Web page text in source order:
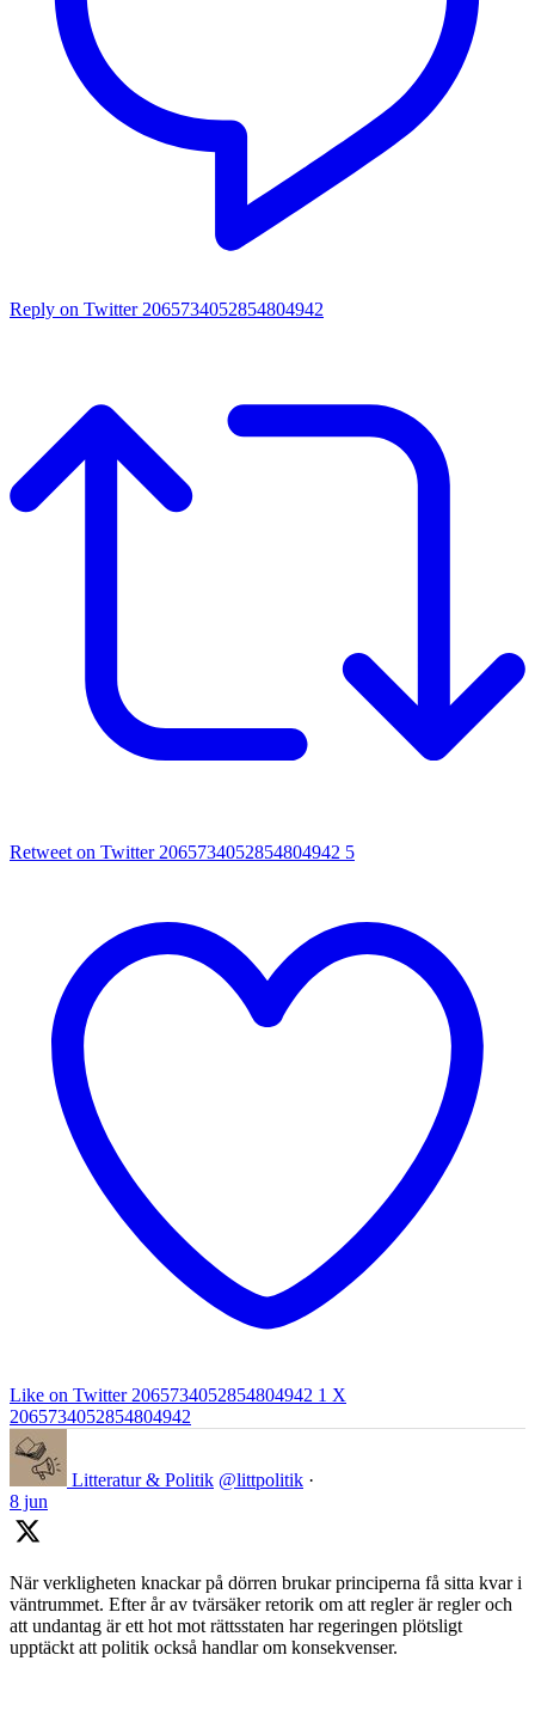
Reply on Twitter 2065734052854804942
Retweet on Twitter 2065734052854804942 5
Like on Twitter 2065734052854804942 1 X
2065734052854804942
Litteratur & Politik @littpolitik ·
8 jun
När verkligheten knackar på dörren brukar principerna få sitta kvar i
väntrummet. Efter år av tvärsäker retorik om att regler är regler och
att undantag är ett hot mot rättsstaten har regeringen plötsligt
upptäckt att politik också handlar om konsekvenser.